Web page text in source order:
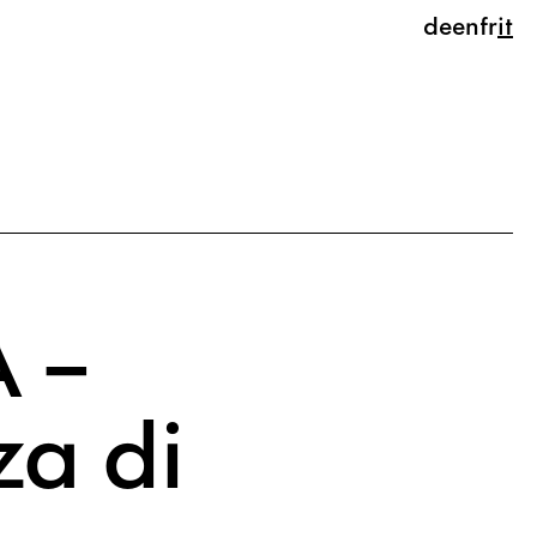
deenfrit
–
di